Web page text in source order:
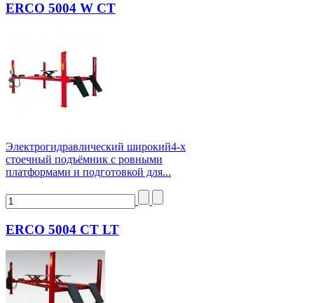
ERCO 5004 W CT
Электрогидравлический широкий4-х
стоечный подъёмник с ровными
платформами и подготовкой для...
ERCO 5004 CT LT